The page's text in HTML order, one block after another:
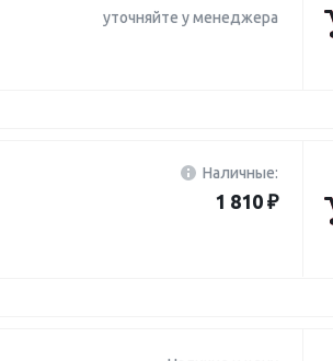
уточняйте у менеджера
Наличные:
1 810 ₽